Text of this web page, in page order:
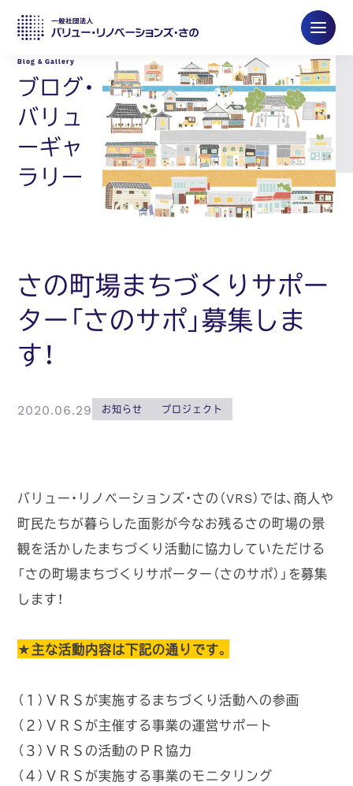
ブログ・
バリュ
ーギャ
ラリー
さの町場まちづくりサポー
ター「さのサポ」募集しま
す！
2020.06.29 お知らせ プロジェクト
バリュー・リノベーションズ・さの（VRS）では、商人や
町民たちが暮らした面影が今なお残るさの町場の景
観を活かしたまちづくり活動に協力していただける
「さの町場まちづくりサポーター（さのサポ）」を募集
します！
★主な活動内容は下記の通りです。
（１）ＶＲＳが実施するまちづくり活動への参画
（２）ＶＲＳが主催する事業の運営サポート
（３）ＶＲＳの活動のＰＲ協力
（４）ＶＲＳが実施する事業のモニタリング